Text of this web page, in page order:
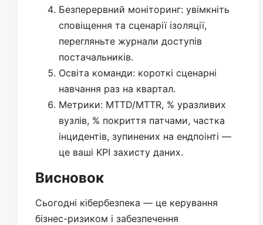
Безперервний моніторинг: увімкніть
сповіщення та сценарії ізоляції,
перегляньте журнали доступів
постачальників.
Освіта команди: короткі сценарні
навчання раз на квартал.
Метрики: MTTD/MTTR, % уразливих
вузлів, % покриття патчами, частка
інцидентів, зупинених на ендпоінті —
це ваші KPI захисту даних.
Висновок
Сьогодні кібербезпека — це керування
бізнес-ризиком і забезпечення